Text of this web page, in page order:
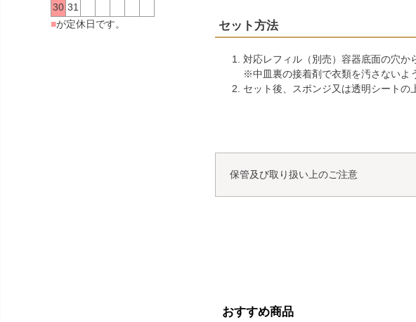
30 31
■が定休日です。 セット方法
対応レフィル（別売）容器底面の穴か
※中皿裏の接着剤で衣類を汚さないよ
セット後、スポンジ又は透明シートの
保管及び取り扱い上のご注意
おすすめ商品